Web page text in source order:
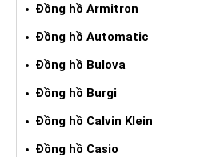
Đồng hồ Armitron
Đồng hồ Automatic
Đồng hồ Bulova
Đồng hồ Burgi
Đồng hồ Calvin Klein
Đồng hồ Casio